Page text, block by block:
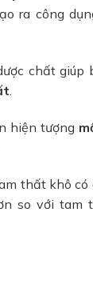
ra công
chất giúp
.
hiện tượng
thất khô có
so với tam